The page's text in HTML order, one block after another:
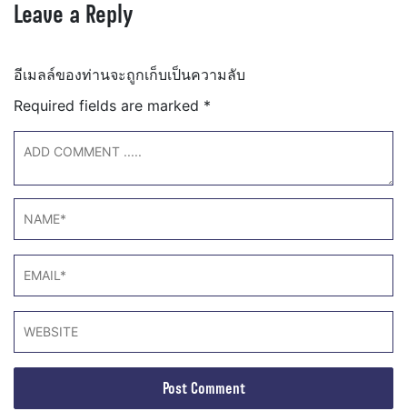
Leave a Reply
อีเมลล์ของท่านจะถูกเก็บเป็นความลับ
Required fields are marked *